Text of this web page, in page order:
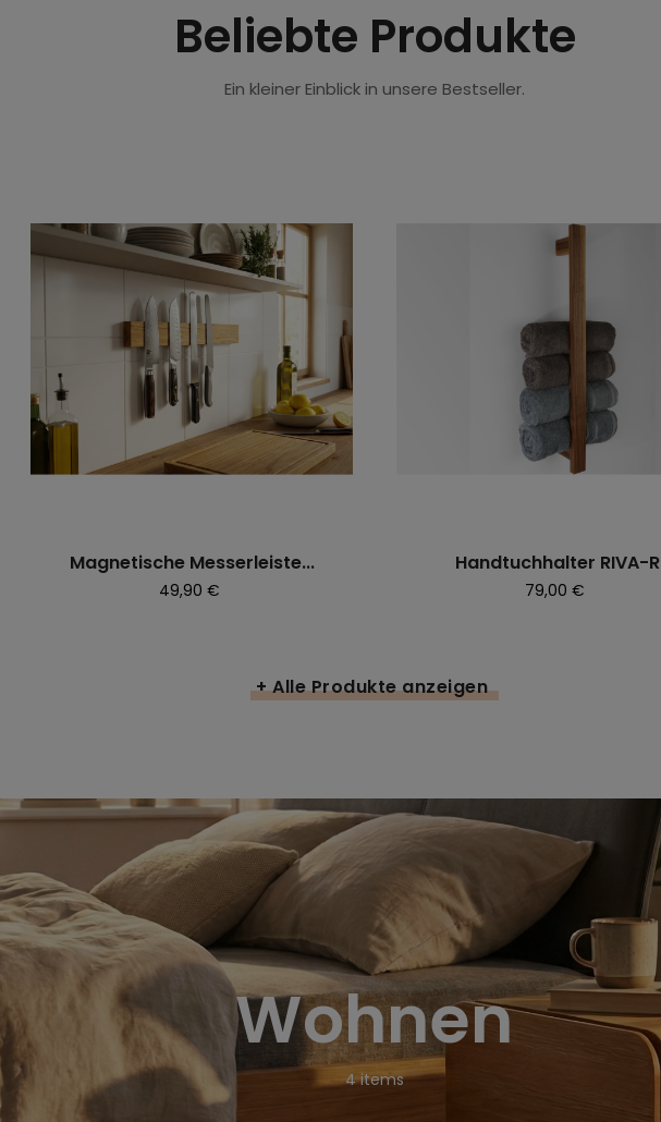
Beliebte Produkte
Ein kleiner Einblick in unsere Bestseller.
Magnetische Messerleiste...
Preis
49,90 €
Handtuchhalter RIVA-R
Preis
79,00 €
+ Alle Produkte anzeigen
Wohnen
4items